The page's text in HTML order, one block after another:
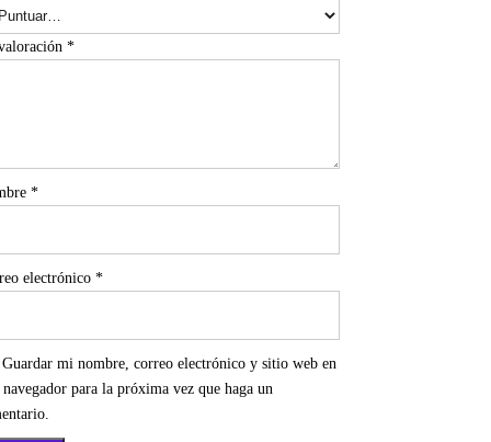
*
*
electrónico *
Guardar mi nombre, correo electrónico y sitio web en
navegador para la próxima vez que haga un